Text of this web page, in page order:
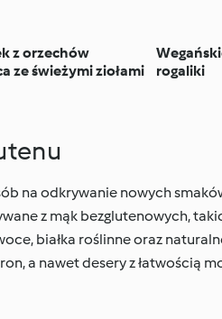
z orzechów
ze świeżymi ziołami
rogaliki
na odkrywanie nowych
z mąk bezglutenowych,
białka roślinne oraz
a nawet desery z łatwością